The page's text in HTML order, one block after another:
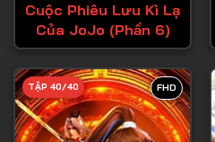
Tập
Tập
Tập
Cuộc Phiêu Lưu Kì Lạ
Của JoJo (Phần 6)
FHD
TẬP 40/40